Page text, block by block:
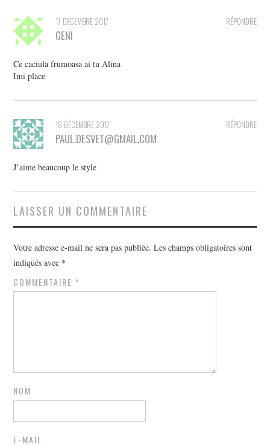
RÉPONDRE
17 DÉCEMBRE 2017
GENI
Ce caciula frumoasa ai tu Alina
Imi place
RÉPONDRE
16 DÉCEMBRE 2017
PAUL.DESVET@GMAIL.COM
J’aime beaucoup le style
LAISSER UN COMMENTAIRE
Votre adresse e-mail ne sera pas publiée. Les champs obligatoires sont
indiqués avec *
COMMENTAIRE *
NOM
E-MAIL